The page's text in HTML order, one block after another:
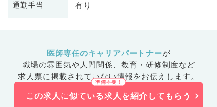
通勤手当 有り
医師専任のキャリアパートナーが
職場の雰囲気や人間関係、 教育・研修制度など
求人票に掲載されていない情報をお伝えします。
この求人に似ている求人を紹介してもらう